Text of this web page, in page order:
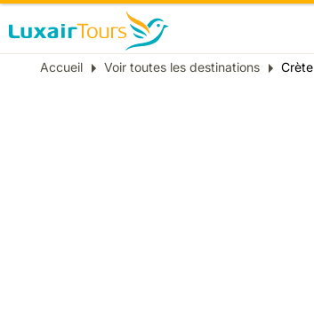
Fil
Accueil Voir toutes les destinations Crète